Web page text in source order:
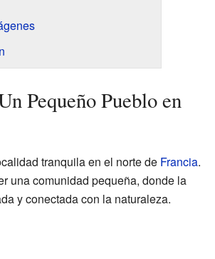
Pequeño Pueblo en
tranquila en el norte de Francia.
una comunidad pequeña, donde la
y conectada con la naturaleza.